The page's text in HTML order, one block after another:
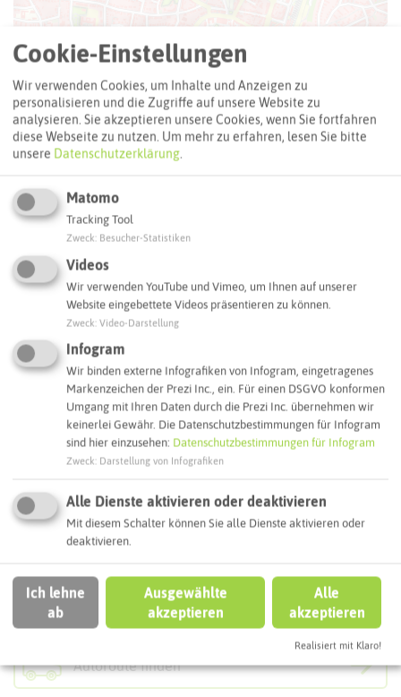
OpenStreetMap contributors |
Adresse:
Gymnasialkirche
Steinstraße 1
45657 Recklinghausen
Webseite
Interaktive Karte
Routenplanung zum Ziel:
ÖPNV-Route finden
Autoroute finden
Cookie-Einstellungen
Wir verwenden Cookies, um Inhalte und Anzeigen zu
personalisieren und die Zugriffe auf unsere Website zu
analysieren. Sie akzeptieren unsere Cookies, wenn Sie fortfahren
diese Webseite zu nutzen. Um mehr zu erfahren, lesen Sie bitte
unsere Datenschutzerklärung.
Matomo
Tracking Tool
Zweck Besucher-Statistiken
Videos
Wir verwenden YouTube und Vimeo, um Ihnen auf unserer
Website eingebettete Videos präsentieren zu können.
Zweck Video-Darstellung
Infogram
Wir binden externe Infografiken von Infogram, eingetragenes
Markenzeichen der Prezi Inc., ein. Für einen DSGVO konformen
Umgang mit Ihren Daten durch die Prezi Inc. übernehmen wir
keinerlei Gewähr. Die Datenschutzbestimmungen für Infogram
sind hier einzusehen: Datenschutzbestimmungen für Infogram
Zweck Darstellung von Infografiken
Alle Dienste aktivieren oder deaktivieren
Mit diesem Schalter können Sie alle Dienste aktivieren oder
deaktivieren.
Ich lehne
ab
Ausgewählte
akzeptieren
Alle
akzeptieren
Realisiert mit Klaro!